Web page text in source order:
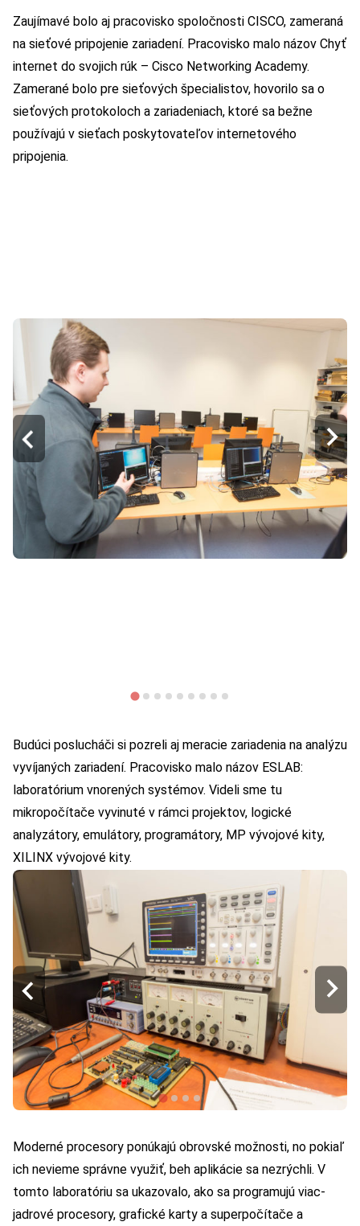
Zaujímavé bolo aj pracovisko spoločnosti CISCO, zameraná
na sieťové pripojenie zariadení. Pracovisko malo názov Chyť
internet do svojich rúk – Cisco Networking Academy.
Zamerané bolo pre sieťových špecialistov, hovorilo sa o
sieťových protokoloch a zariadeniach, ktoré sa bežne
používajú v sieťach poskytovateľov internetového
pripojenia.
Budúci poslucháči si pozreli aj meracie zariadenia na analýzu
vyvíjaných zariadení. Pracovisko malo názov ESLAB:
laboratórium vnorených systémov. Videli sme tu
mikropočítače vyvinuté v rámci projektov, logické
analyzátory, emulátory, programátory, MP vývojové kity,
XILINX vývojové kity.
Moderné procesory ponúkajú obrovské možnosti, no pokiaľ
ich nevieme správne využiť, beh aplikácie sa nezrýchli. V
tomto laboratóriu sa ukazovalo, ako sa programujú viac-
jadrové procesory, grafické karty a superpočítače a